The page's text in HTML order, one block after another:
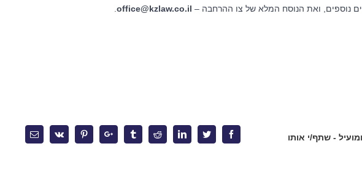
נוספים, ואת הנוסח המלא של צו ההרחבה – office@kzlaw.co.il
- שתף/י אותו Facebook
Twitter
Linkedin
Reddit
Tumblr
Google+
Pinterest
Vk
Email
המוביל של המשרד שימש בתפקידים בכירים
בהסתדרות, אשר הקנו לו ידע מקיף אודות
כיצד מלחמה ממושכת משנה את ניהול
הסיכונים של מעסיקים בישראל ?